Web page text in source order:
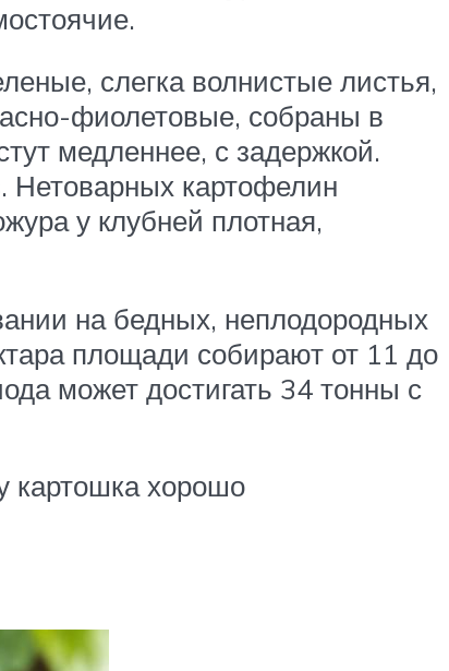
слегка волнистые листья,
фиолетовые, собраны в
медленнее, с задержкой.
Нетоварных картофелин
у клубней плотная,
на бедных, неплодородных
площади собирают от 11 до
может достигать 34 тонны с
картошка хорошо